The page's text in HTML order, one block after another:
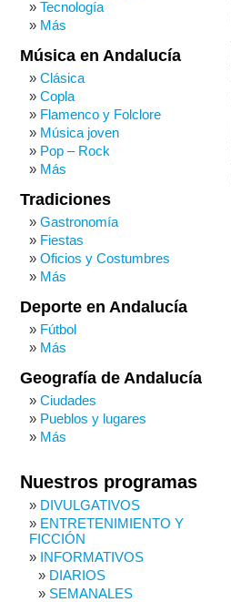
Tecnología
Más
Música en Andalucía
Clásica
Copla
Flamenco y Folclore
Música joven
Pop – Rock
Más
Tradiciones
Gastronomía
Fiestas
Oficios y Costumbres
Más
Deporte en Andalucía
Fútbol
Más
Geografía de Andalucía
Ciudades
Pueblos y lugares
Más
Nuestros programas
DIVULGATIVOS
ENTRETENIMIENTO Y
FICCIÓN
INFORMATIVOS
DIARIOS
SEMANALES